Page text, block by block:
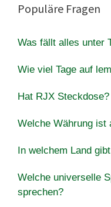
Populäre Fragen
Was fällt alles unter
Wie viel Tage auf
Hat RJX Steckdose?
Welche Währung ist
In welchem Land
Welche universelle
sprechen?